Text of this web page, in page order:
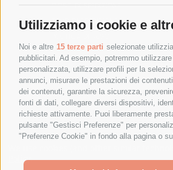
Utilizziamo i cookie e
Noi e altre 15 terze parti selezionate
pubblicitari. Ad esempio, potremmo
personalizzata, utilizzare profili per la
annunci, misurare le prestazioni dei
dei contenuti, garantire la sicurezza,
fonti di dati, collegare diversi dispositivi,
richieste attivamente. Puoi liberamente
pulsante "Gestisci Preferenze" per
"Preferenze Cookie" in fondo alla pagina o
COSTI DI SPEDIZIONE
TEMPI DI SPEDIZIONE
Policy.